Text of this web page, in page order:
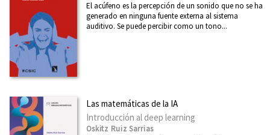
El acúfeno es la percepción de un sonido que no se ha
generado en ninguna fuente externa al sistema
auditivo. Se puede percibir como un tono...
Las matemáticas de la IA
Introducción al deep learning
Oskitz Ruiz Sarrias